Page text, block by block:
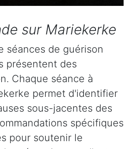
sur Mariekerke
séances de guérison
présentent des
Chaque séance à
permet d'identifier
sous-jacentes des
spécifiques
pour soutenir le